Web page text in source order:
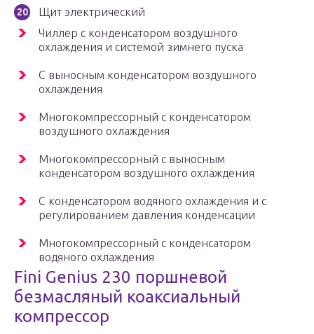
Щит электрический
Чиллер с конденсатором воздушного
охлаждения и системой зимнего пуска
С выносным конденсатором воздушного
охлаждения
Многокомпрессорный с конденсатором
воздушного охлаждения
Многокомпрессорный с выносным
конденсатором воздушного охлаждения
С конденсатором водяного охлаждения и с
регулированием давления конденсации
Многокомпрессорный с конденсатором
водяного охлаждения
Fini Genius 230 поршневой
безмасляный коаксиальный
компрессор